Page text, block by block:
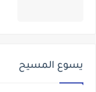
يسوع المسيح